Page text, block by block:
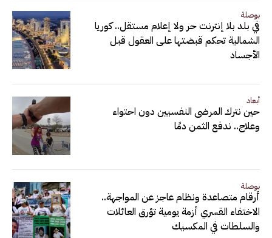
بوصلة
في بلد بلا إنترنت حر ولا إعلام مستقل.. كوريا
الشمالية تحكم قبضتها على العقول قبل
الأجساد
أبعاد
حين نترك المرضى النفسيين دون احتواء
وعلاج.. ندفع الثمن دمًا
بوصلة
أرقام متصاعدة ونظام عاجز عن المواجهة..
الاختفاء القسري أزمة يومية تؤرق العائلات
والسلطات في المكسيك